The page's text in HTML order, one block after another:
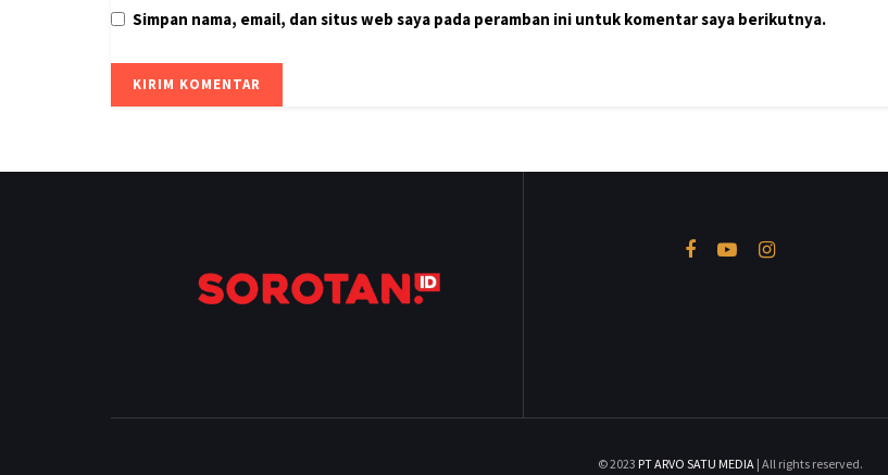
Simpan nama, email, dan situs web saya pada peramban ini untuk komentar saya berikutnya.
© 2023 PT ARVO SATU MEDIA | All rights reserved.